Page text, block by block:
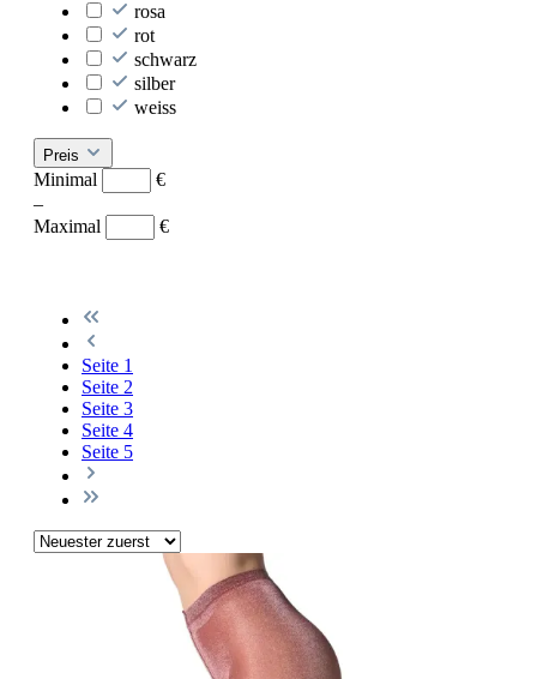
rosa
rot
schwarz
silber
weiss
Preis
Minimal
€
–
Maximal
€
Seite 1
Seite 2
Seite 3
Seite 4
Seite 5